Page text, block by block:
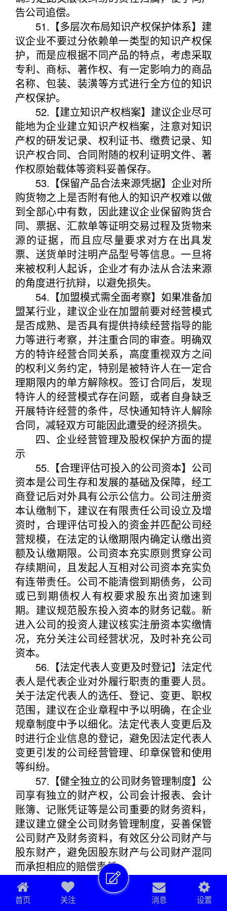
告公司追偿。
51.【多层次布局知识产权保护体系】建
议企业不要过分依赖单一类型的知识产权保
护，而是应根据不同产品的特点，考虑采取
专利、商标、著作权、有一定影响力的商品
名称、包装、装潢等方式进行全方位的知识
产权保护。
52.【建立知识产权档案】建议企业尽可
能地为企业建立知识产权档案，注意对知识
产权的研发记录、权利证书、缴费记录、知
识产权合同、合同附随的权利证明文件、著
作权原始载体等资料妥善保存。
53.【保留产品合法来源凭据】企业对所
购货物之上是否附有他人的知识产权难以做
到全部心中有数，因此建议企业保留购货合
同、票据、汇款单等证明交易过程及货物来
源的证据，而且应尽量要求对方在出具发
票、送货单时注明产品型号等信息。一旦将
来被权利人起诉，企业才有办法从合法来源
的角度进行抗辩，以避免损失。
54.【加盟模式需全面考察】如果准备加
盟某行业，建议企业在加盟前要对经营模式
是否成熟、是否具有提供持续经营指导的能
力等进行考察，并注重合同的审查。明确双
方的特许经营合同关系，高度重视双方之间
的权利义务约定，特别是被特许人在一定合
理期限内的单方解除权。签订合同后，发现
特许人的经营模式存在问题，或者自身缺乏
开展特许经营的条件，尽快通知特许人解除
合同，减轻双方可能因此遭受的经济损失。
四、企业经营管理及股权保护方面的提
示
55.【合理评估可投入的公司资本】公司
资本是公司生存和发展的基础及保障，经工
商登记后对外具有公示公信力。公司注册资
本认缴制下，建议在有限责任公司设立及增
资时，合理评估可投入的资金并匹配公司经
营规模，在法定的认缴期限内确定认缴出资
额及认缴期限。公司资本充实原则贯穿公司
存续期间，且发起人互相对公司资本充实负
有连带责任。公司不能清偿到期债务，公司
或已到期债权人有权要求股东出资加速到
期。建议规范股东投入资本的财务记载。新
进入公司的投资人建议核实注册资本实缴情
况，充分关注公司经营状况，及时补充公司
资本。
56.【法定代表人变更及时登记】法定代
表人是代表企业对外履行职责的重要人员。
关于法定代表人的选任、登记、变更、职权
范围，建议在企业章程中予以明确，在企业
规章制度中予以细化。法定代表人变更后及
时进行企业信息的登记，避免因法定代表人
变更引发的公司经营管理、印章保管和使用
等纠纷。
57.【健全独立的公司财务管理制度】公
司享有独立的财产权，公司会计报表、会计
账簿、记账凭证等是公司重要的财务资料，
建议建立健全公司财务管理制度，妥善保管
公司财产及财务资料，有效区分公司财产与
股东财产，避免因股东财产与公司财产混同
而承担相应的赔偿责任。
58.【隐名投资有风险】工商登记、公司
章程、股东名册、出资证明书等是认定股东
首页 关注 消息 设置